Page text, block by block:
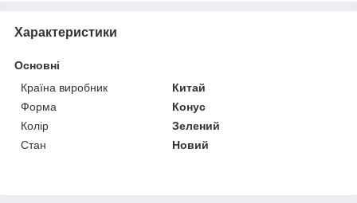
Характеристики
Основні
Країна виробник
Китай
Форма
Конус
Колір
Зелений
Стан
Новий